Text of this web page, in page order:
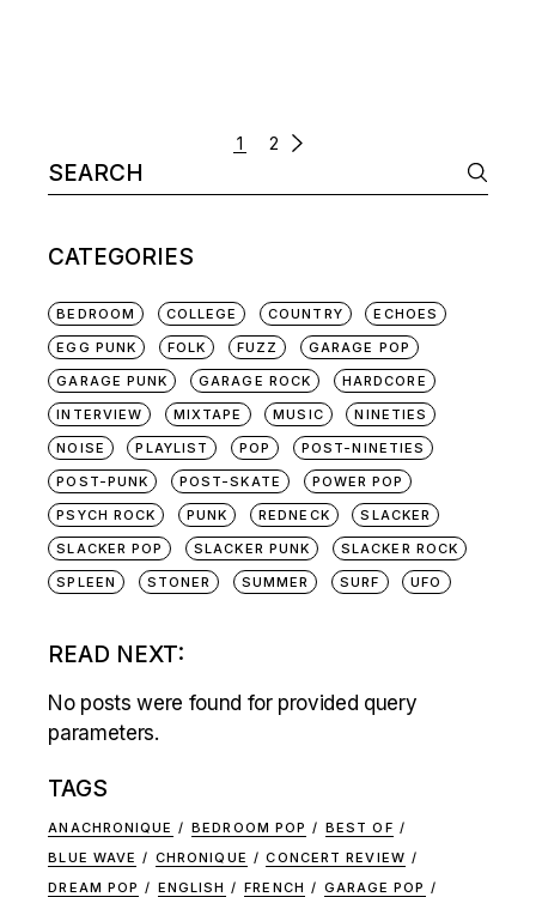
NAVIGATION
1 2
Search
for:
CATEGORIES
BEDROOM COLLEGE COUNTRY
ECHOES
EGG PUNK
FOLK FUZZ
GARAGE POP
GARAGE PUNK
GARAGE ROCK
HARDCORE
INTERVIEW
MIXTAPE MUSIC
NINETIES
NOISE
PLAYLIST POP
POST-NINETIES
POST-PUNK
POST-SKATE
POWER POP
PSYCH ROCK
PUNK REDNECK
SLACKER
SLACKER POP
SLACKER PUNK
SLACKER ROCK
SPLEEN
STONER SUMMER SURF UFO
READ NEXT:
No posts were found for provided query
parameters.
TAGS
ANACHRONIQUE BEDROOM POP
BEST OF
BLUE WAVE
CHRONIQUE
CONCERT REVIEW
DREAM POP
ENGLISH FRENCH
GARAGE POP